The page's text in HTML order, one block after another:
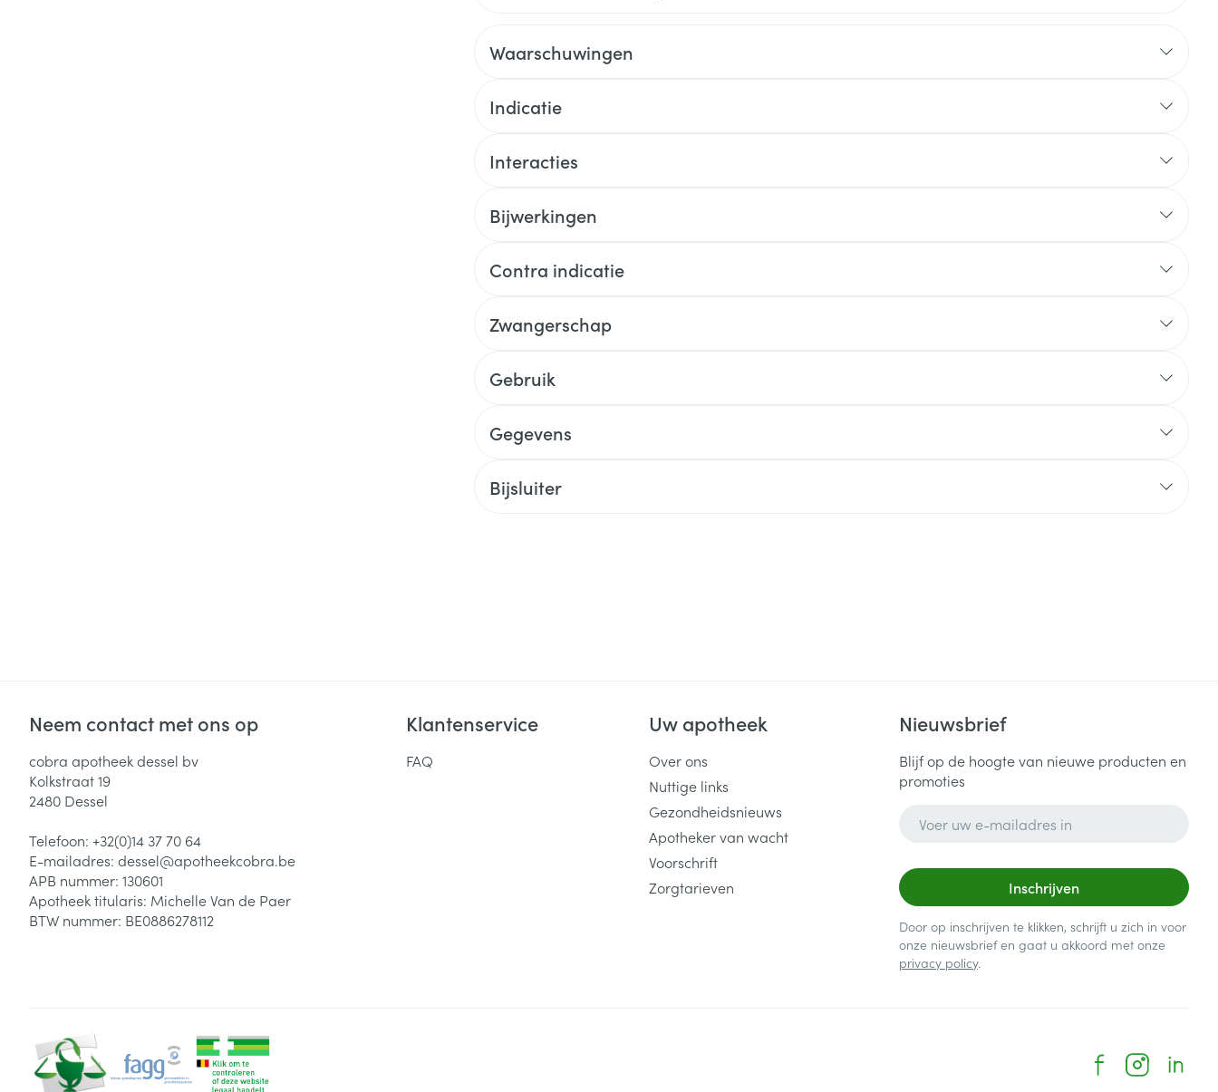
Waarschuwingen
Indicatie
Interacties
Bijwerkingen
Contra indicatie
Zwangerschap
Gebruik
Gegevens
Bijsluiter
Neem contact met ons op
cobra apotheek dessel bv
Kolkstraat 19
2480 Dessel
Telefoon: +32(0)14 37 70 64
E-mailadres: dessel@apotheekcobra.be
APB nummer: 130601
Apotheek titularis: Michelle Van de Paer
BTW nummer: BE0886278112
Klantenservice
FAQ
Uw apotheek
Over ons
Nuttige links
Gezondheidsnieuws
Apotheker van wacht
Voorschrift
Zorgtarieven
Nieuwsbrief
Blijf op de hoogte van nieuwe producten en
promoties
Inschrijven
Door op inschrijven te klikken, schrijft u zich in voor
onze nieuwsbrief en gaat u akkoord met onze
privacy policy.